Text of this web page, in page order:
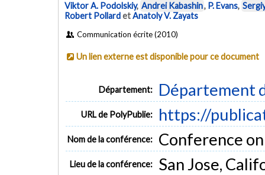
Viktor A. Podolskiy, Andrei Kabashin, P. Evans,
Robert PollardetAnatoly V. Zayats
Communication écrite (2010)
Un lien externe est disponible pour ce document
Département: Département
URL de PolyPublie: https://
Nom de la conférence: Conference
Lieu de la conférence: San Jose,